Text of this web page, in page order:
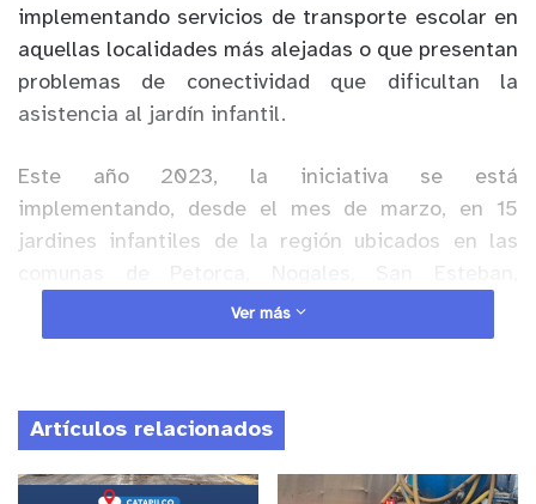
implementando servicios de transporte escolar en
aquellas localidades más alejadas o que presentan
problemas de conectividad que dificultan la
asistencia al jardín infantil.
Este año 2023, la iniciativa se está
implementando, desde el mes de marzo, en 15
jardines infantiles de la región ubicados en las
Rinconada, Calle Larga, Santa María, Putaendo y
Panquehue, con unainversión cercana a los $
Anuncio Patrocinado
LaDirectora Regional de Fundación Integra,
Ver más
Artículos relacionados